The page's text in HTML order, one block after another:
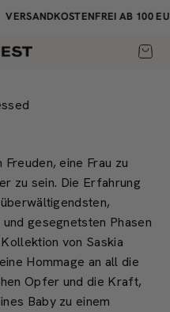
VERSANDKOSTENFREI AB 100
eine Frau zu
zu sein. Die Erfahrung
gesegnetsten Phasen
von Saskia
Hommage an all die
Opfer und die Kraft,
Baby zu einem